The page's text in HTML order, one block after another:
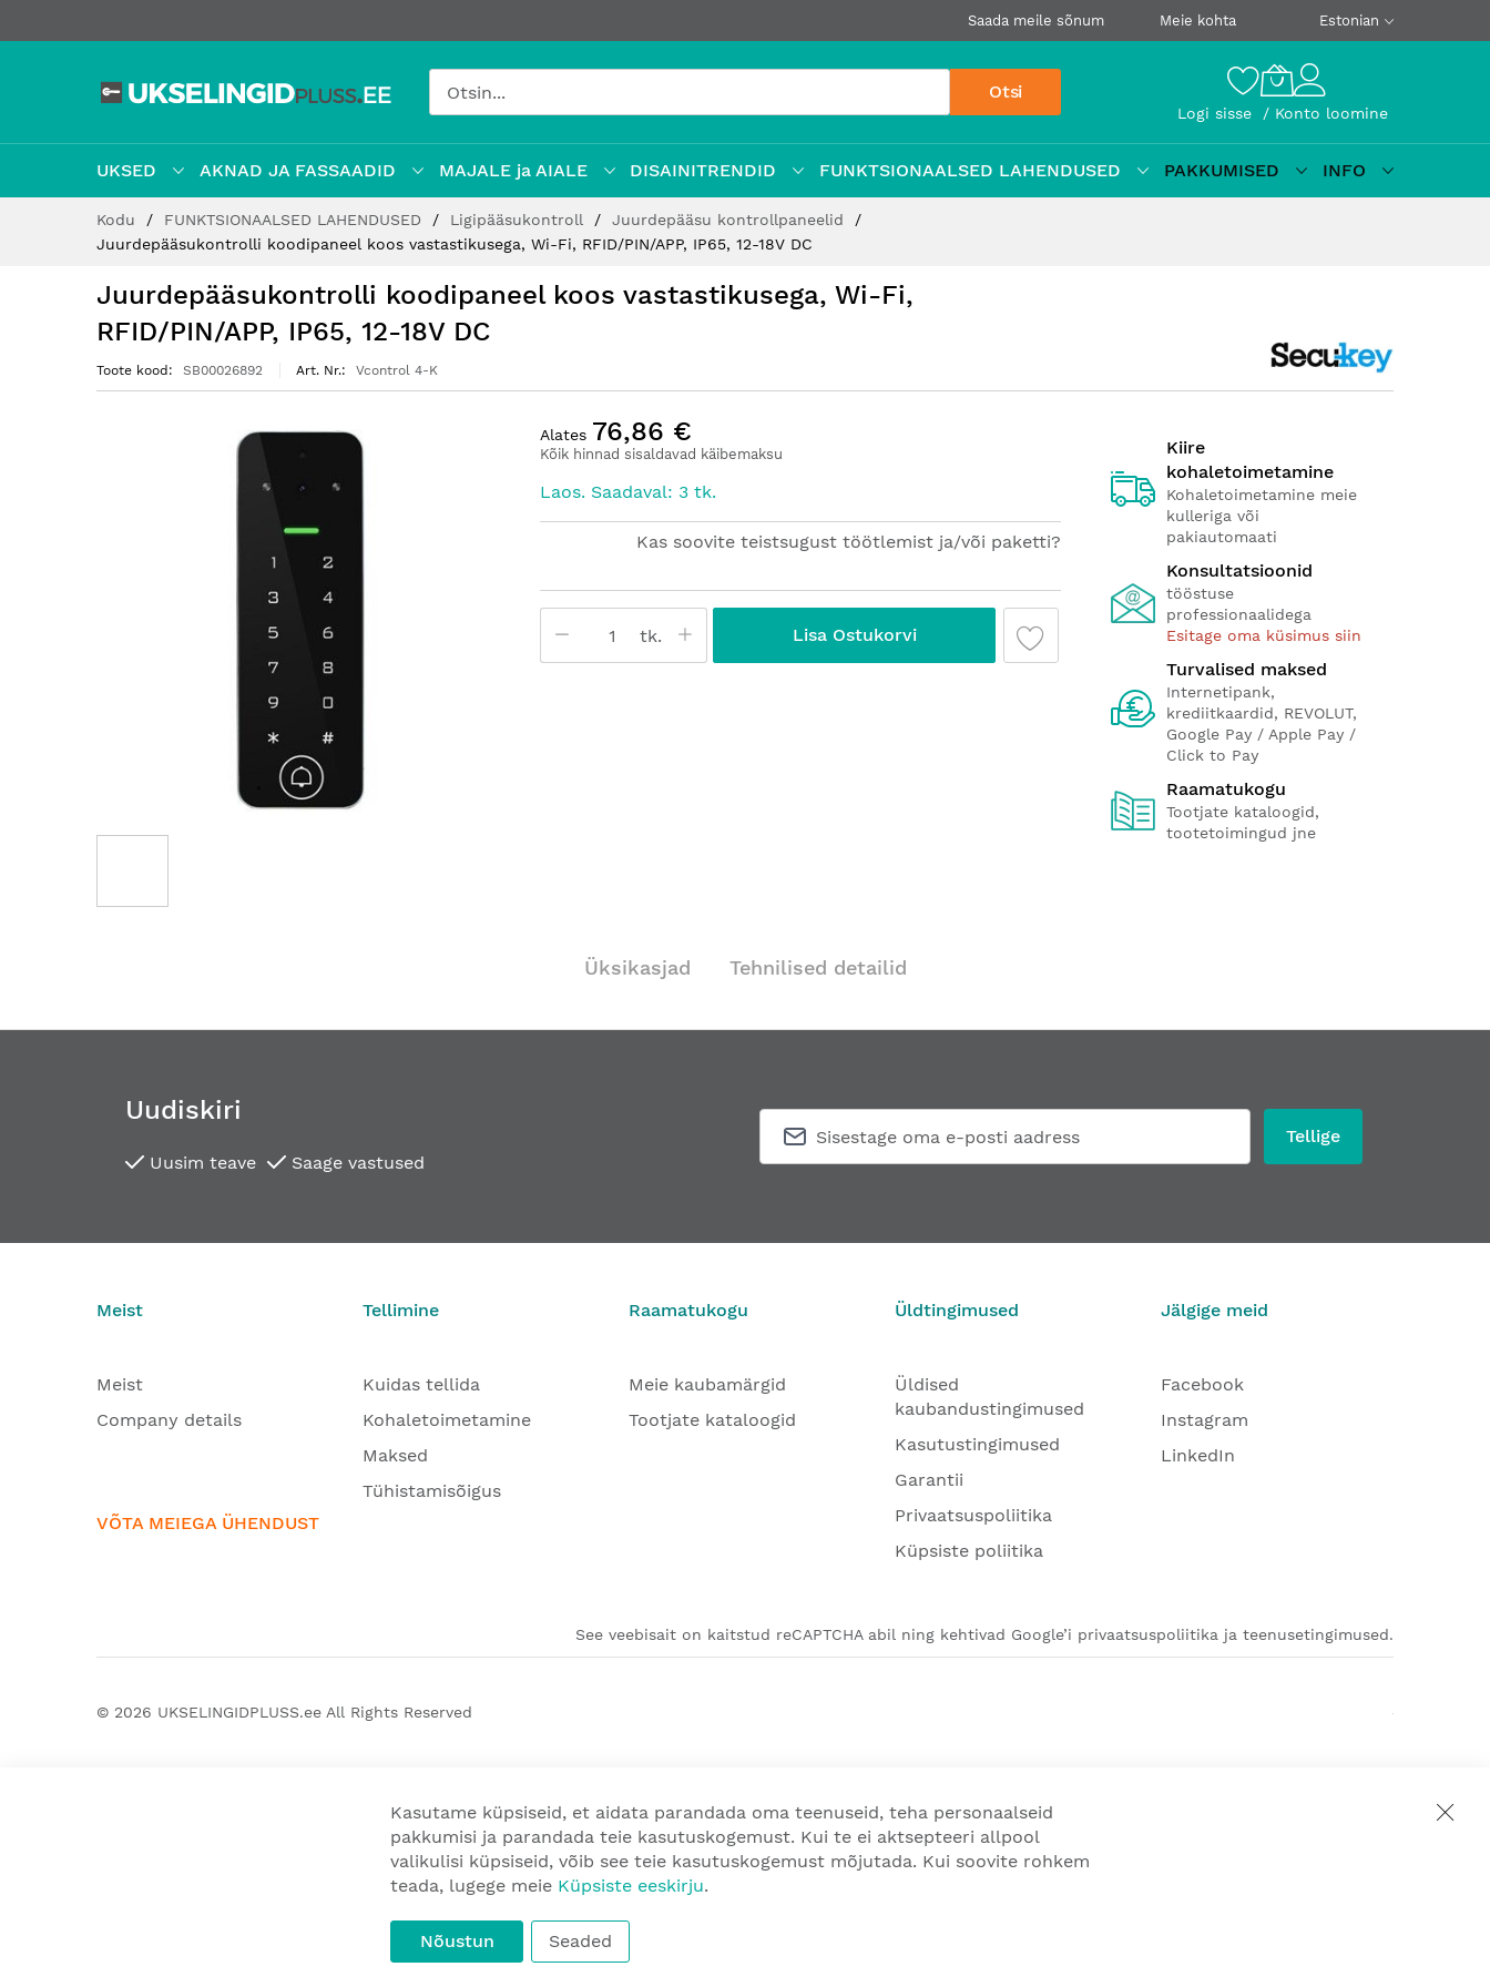
Saada meile sõnum Meie kohta Estonian
Otsi
Logi sisse Konto loomine
UKSED AKNAD JA FASSAADID MAJALE ja AIALE DISAINITRENDID FUNKTSIONAALSED LAHENDUSED PAKKUMISED
INFO
Kodu FUNKTSIONAALSED LAHENDUSED Ligipääsukontroll
Juurdepääsu kontrollpaneelid
Juurdepääsukontrolli koodipaneel koos vastastikusega, Wi-Fi, RFID/PIN/APP, IP65, 12-18V DC
Juurdepääsukontrolli koodipaneel koos vastastikusega, Wi-Fi,
RFID/PIN/APP, IP65, 12-18V DC
Toote kood SB00026892 Art. Nr. Vcontrol 4-K
Kõik hinnad sisaldavad käibemaksu
Alates 76,86 €
Laos. Saadaval: 3 tk.
Kas soovite teistsugust töötlemist ja/või paketti?
tk. Lisa Ostukorvi
Kiire
kohaletoimetamine
Kohaletoimetamine meie
kulleriga või
pakiautomaati
Konsultatsioonid
tööstuse
professionaalidega
Esitage oma küsimus siin
Turvalised maksed
Internetipank,
krediitkaardid, REVOLUT,
Google Pay / Apple Pay /
Click to Pay
Raamatukogu
Tootjate kataloogid,
tootetoimingud jne
Üksikasjad Tehnilised detailid
Uudiskiri
Uusim teave Saage vastused
Tellige
Meist
Meist
Company details
VÕTA MEIEGA ÜHENDUST
Tellimine
Kuidas tellida
Kohaletoimetamine
Maksed
Tühistamisõigus
Raamatukogu
Meie kaubamärgid
Tootjate kataloogid
Üldtingimused
Üldised
kaubandustingimused
Kasutustingimused
Garantii
Privaatsuspoliitika
Küpsiste poliitika
Jälgige meid
Facebook
Instagram
LinkedIn
See veebisait on kaitstud reCAPTCHA abil ning kehtivad Google’i privaatsuspoliitika ja teenusetingimused.
© 2026 UKSELINGIDPLUSS.ee All Rights Reserved
Kasutame küpsiseid, et aidata parandada oma teenuseid, teha personaalseid
pakkumisi ja parandada teie kasutuskogemust. Kui te ei aktsepteeri allpool
valikulisi küpsiseid, võib see teie kasutuskogemust mõjutada. Kui soovite rohkem
teada, lugege meie Küpsiste eeskirju.
Nõustun Seaded